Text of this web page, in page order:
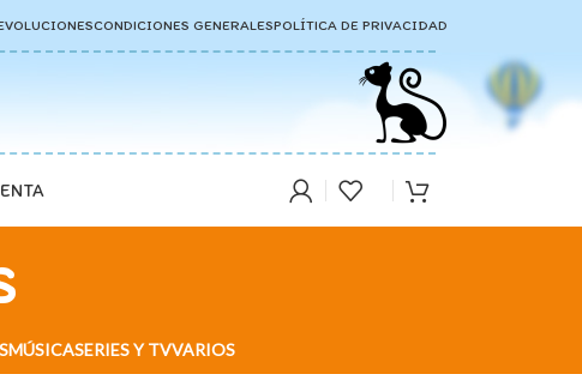
CONDICIONES GENERALESPOLÍTICA DE PRIVACIDAD
MÚSICASERIES Y TVVARIOS